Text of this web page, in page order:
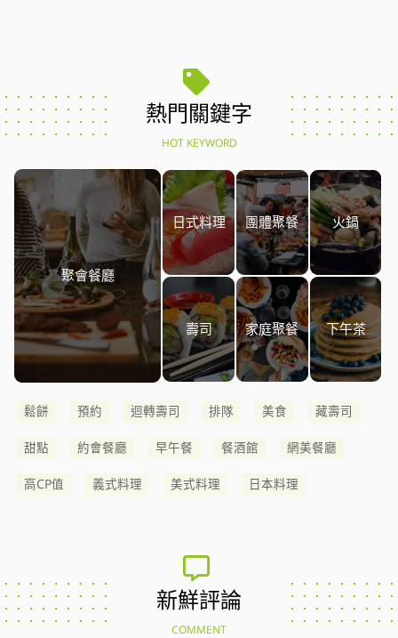
熱門關鍵字
HOT KEYWORD
聚會餐廳
日式料理 團體聚餐 火鍋
壽司 家庭聚餐 下午茶
鬆餅 預約 迴轉壽司 排隊 美食 藏壽司
甜點 約會餐廳 早午餐 餐酒館 網美餐廳
高CP值 義式料理 美式料理 日本料理
新鮮評論
COMMENT